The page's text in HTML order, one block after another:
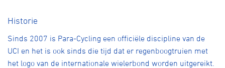
Historie
Sinds 2007 is Para-Cycling een officiële discipline van de
UCI en het is ook sinds die tijd dat er regenboogtruien met
het logo van de internationale wielerbond worden uitgereikt.